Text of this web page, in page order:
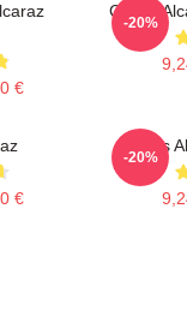
€
Carlos
-20%
€
Carlos
-20%